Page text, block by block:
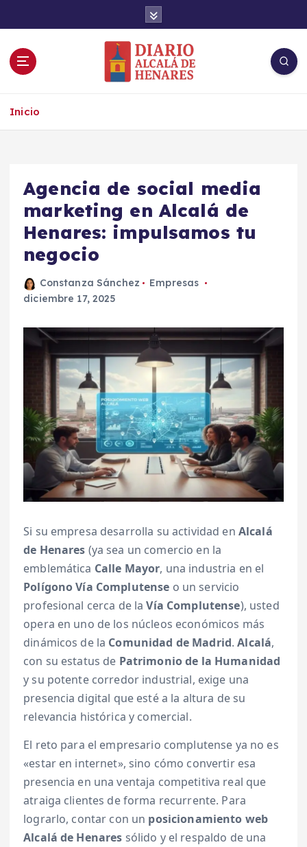
c
Inicio
Agencia de social media
marketing en Alcalá de
Henares: impulsamos tu
negocio
Constanza Sánchez
Empresas
diciembre 17, 2025
Si su empresa desarrolla su actividad en Alcalá
de Henares (ya sea un comercio en la
emblemática Calle Mayor, una industria en el
Polígono Vía Complutense o un servicio
profesional cerca de laVía Complutense), usted
opera en uno de los núcleos económicos más
dinámicos de la Comunidad de Madrid.Alcalá,
con su estatus de Patrimonio de la Humanidad
y su potente corredor industrial, exige una
presencia digital que esté a la altura de su
relevancia histórica y comercial.
El reto para el empresario complutense ya no es
«estar en internet», sino cómo convertir esa
presencia en una ventaja competitiva real que
atraiga clientes de forma recurrente. Para
lograrlo, contar con un posicionamiento web
Alcalá de Henares sólido y el respaldo de una